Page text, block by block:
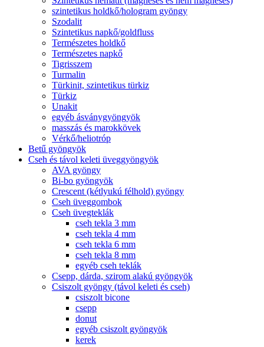
szintetikus holdkő/hologram gyöngy
Szodalit
Szintetikus napkő/goldfluss
Természetes holdkő
Természetes napkő
Tigrisszem
Turmalin
Türkinit, szintetikus türkiz
Türkiz
Unakit
egyéb ásványgyöngyök
masszás és marokkövek
Vérkő/heliotróp
Betű gyöngyök
Cseh és távol keleti üveggyöngyök
AVA gyöngy
Bi-bo gyöngyök
Crescent (kétlyukú félhold) gyöngy
Cseh üveggombok
Cseh üvegteklák
cseh tekla 3 mm
cseh tekla 4 mm
cseh tekla 6 mm
cseh tekla 8 mm
egyéb cseh teklák
Csepp, dárda, szirom alakú gyöngyök
Csiszolt gyöngy (távol keleti és cseh)
csiszolt bicone
csepp
donut
egyéb csiszolt gyöngyök
kerek